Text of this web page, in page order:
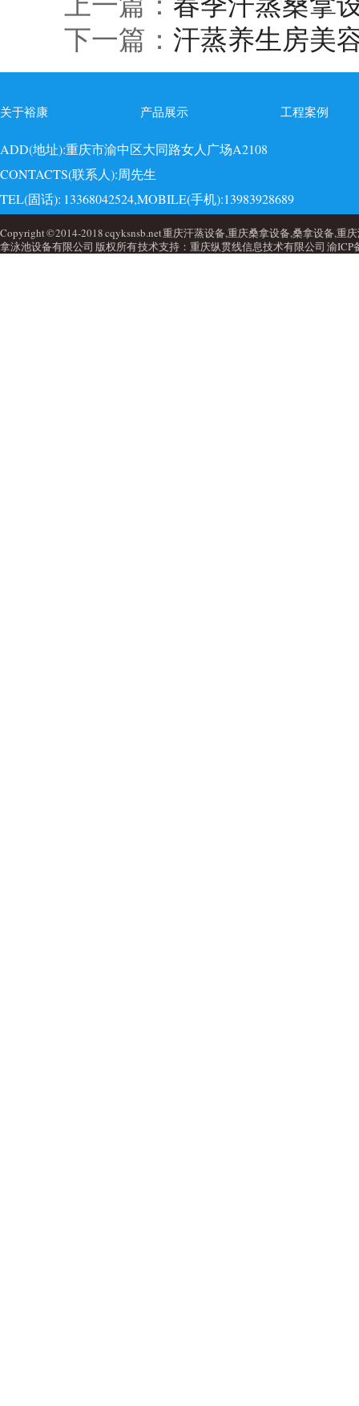
下一篇： 汗蒸养生房美
关于裕康 产品展示 工程案例
ADD(地址):重庆市渝中区大同路女人广场A2108
CONTACTS(联系人):周先生
TEL(固话): 13368042524,MOBILE(手机):13983928689
Copyright © 2014-2018 cqyksnsb.net 重庆汗蒸设备,重庆桑拿设备,桑拿设备,重
拿泳池设备有限公司 版权所有 技术支持：重庆纵贯线信息技术有限公司 渝ICP